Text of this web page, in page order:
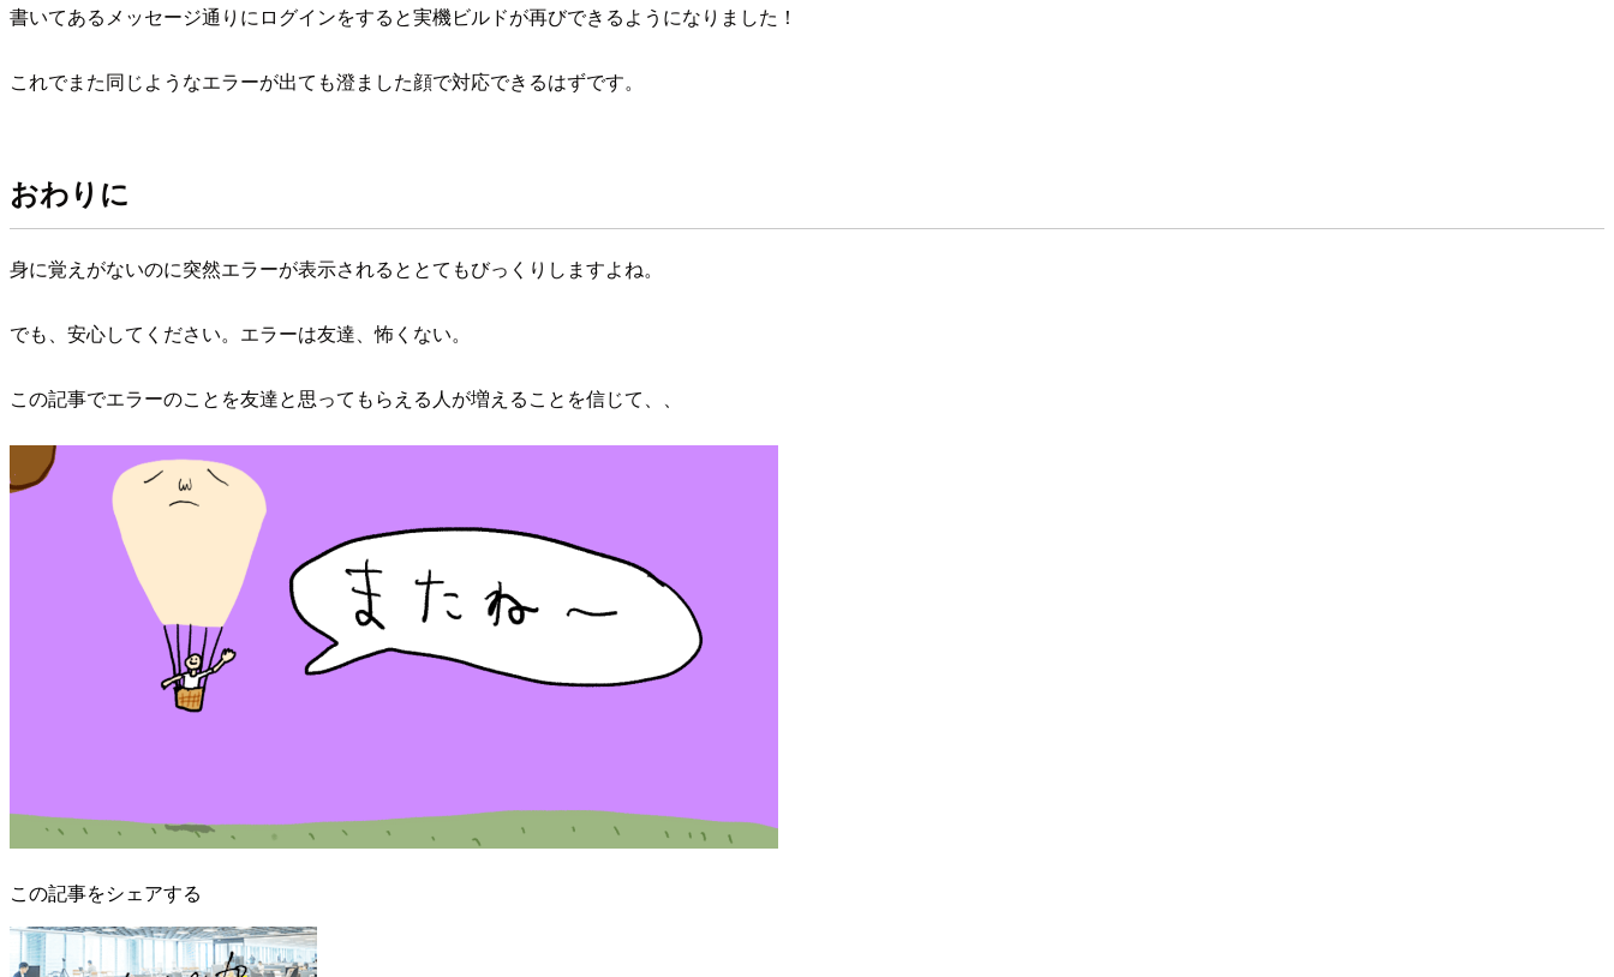
書いてあるメッセージ通りにログインをすると実機ビルドが再びできるようになりました！
これでまた同じようなエラーが出ても澄ました顔で対応できるはずです。
おわりに
身に覚えがないのに突然エラーが表示されるととてもびっくりしますよね。
でも、安心してください。エラーは友達、怖くない。
この記事でエラーのことを友達と思ってもらえる人が増えることを信じて、、
この記事をシェアする